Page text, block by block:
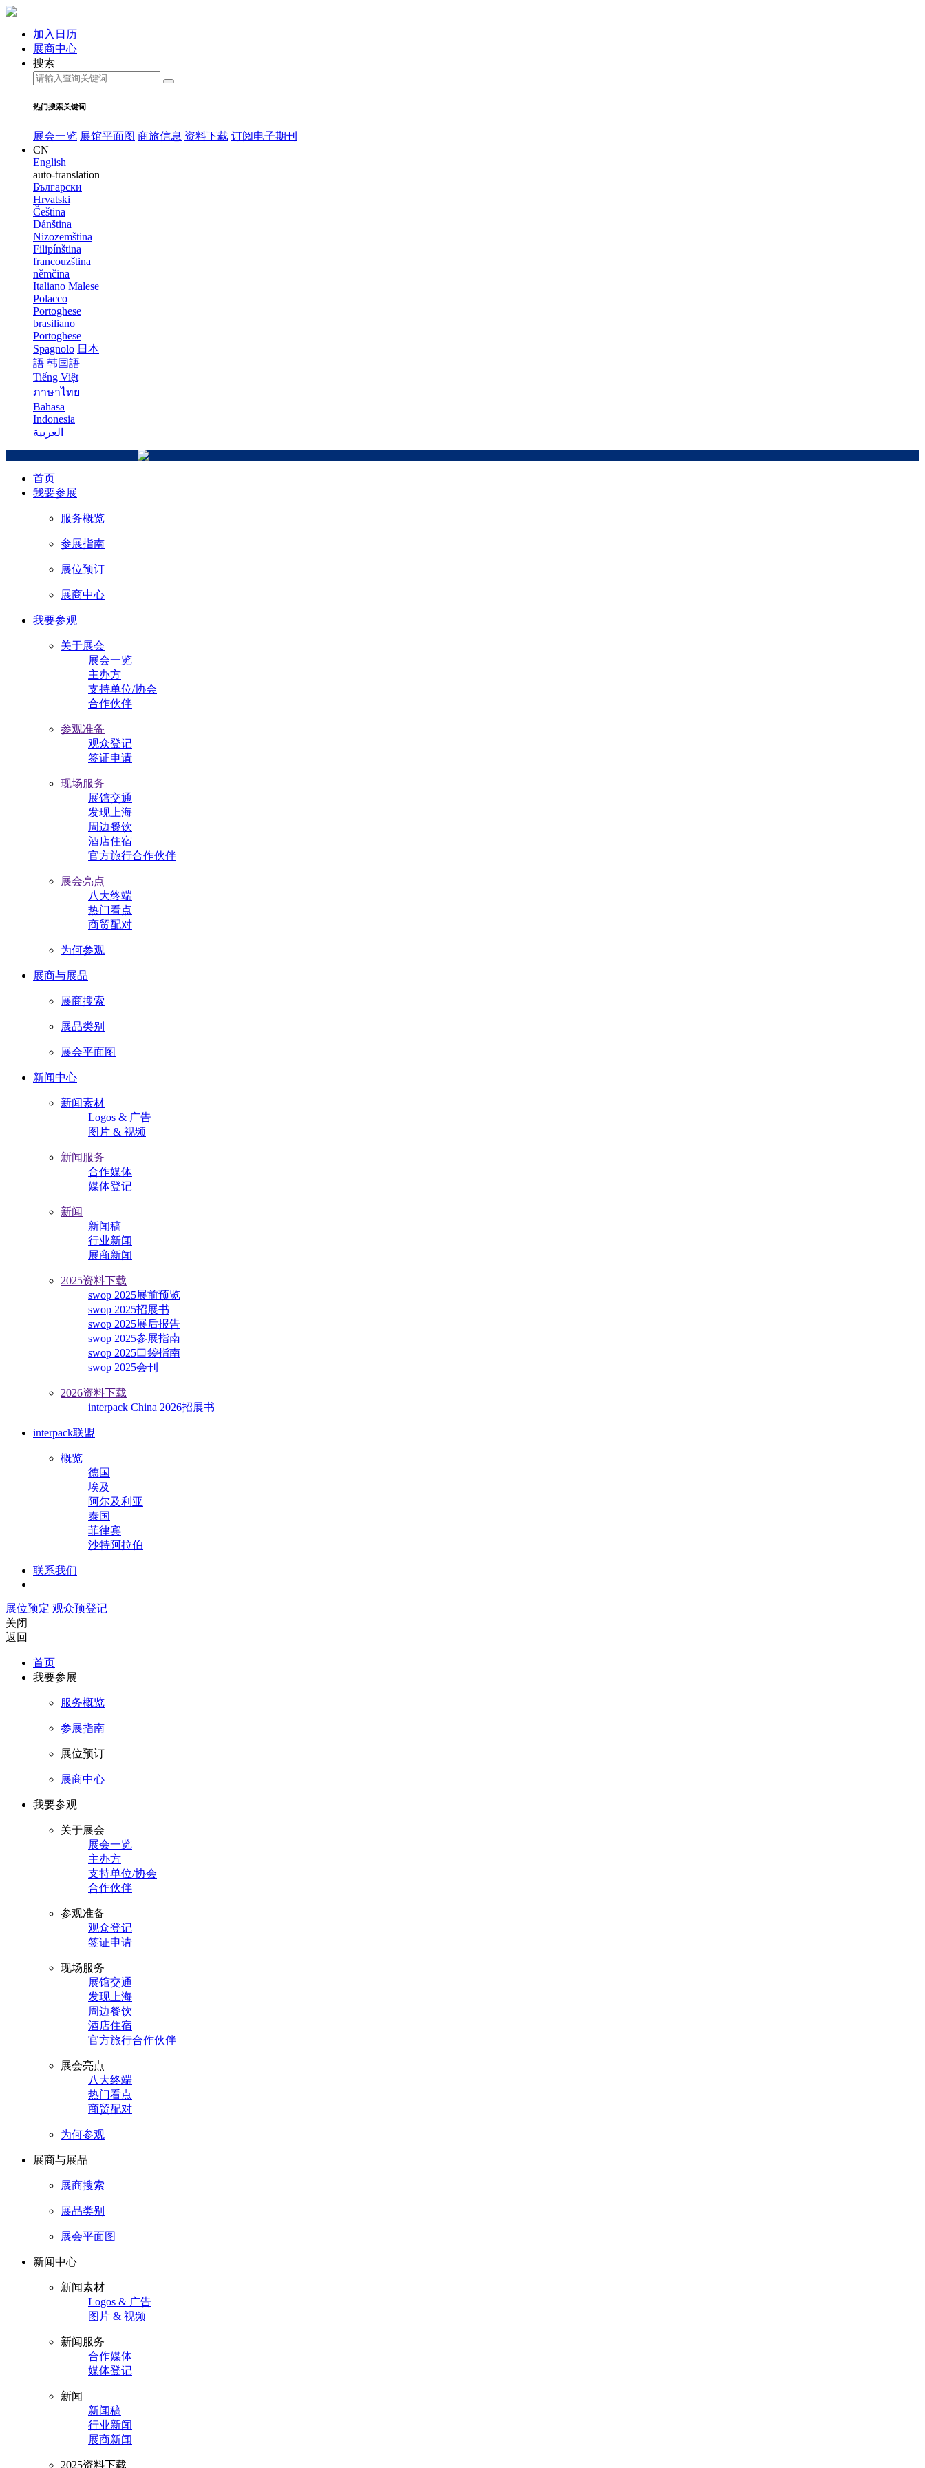
加入日历
展商中心
搜索
热门搜索关键词
展会一览 展馆平面图 商旅信息 资料下载 订阅电子期刊
CN
English
auto-translation
Български
Hrvatski
Čeština
Dánština
Nizozemština
Filipínština
francouzština
němčina
Italiano Malese
Polacco
Portoghese
brasiliano
Portoghese
Spagnolo 日本
語 韩国語
Tiếng Việt
ภาษาไทย
Bahasa
Indonesia
العربية
首页
我要参展
服务概览
参展指南
展位预订
展商中心
我要参观
关于展会
展会一览
主办方
支持单位/协会
合作伙伴
参观准备
观众登记
签证申请
现场服务
展馆交通
发现上海
周边餐饮
酒店住宿
官方旅行合作伙伴
展会亮点
八大终端
热门看点
商贸配对
为何参观
展商与展品
展商搜索
展品类别
展会平面图
新闻中心
新闻素材
Logos & 广告
图片 & 视频
新闻服务
合作媒体
媒体登记
新闻
新闻稿
行业新闻
展商新闻
2025资料下载
swop 2025展前预览
swop 2025招展书
swop 2025展后报告
swop 2025参展指南
swop 2025口袋指南
swop 2025会刊
2026资料下载
interpack China 2026招展书
interpack联盟
概览
德国
埃及
阿尔及利亚
泰国
菲律宾
沙特阿拉伯
联系我们
展位预定 观众预登记
关闭
返回
首页
我要参展
服务概览
参展指南
展位预订
展商中心
我要参观
关于展会
展会一览
主办方
支持单位/协会
合作伙伴
参观准备
观众登记
签证申请
现场服务
展馆交通
发现上海
周边餐饮
酒店住宿
官方旅行合作伙伴
展会亮点
八大终端
热门看点
商贸配对
为何参观
展商与展品
展商搜索
展品类别
展会平面图
新闻中心
新闻素材
Logos & 广告
图片 & 视频
新闻服务
合作媒体
媒体登记
新闻
新闻稿
行业新闻
展商新闻
2025资料下载